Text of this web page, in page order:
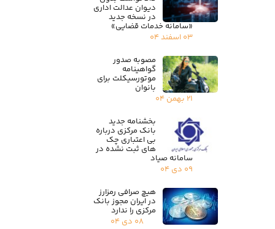
دیوان عدالت اداری
در نسخه جدید
«سامانه خدمات قضایی»
۰۳ اسفند ۰۴
مصوبه صدور
گواهینامه
موتورسیکلت برای
بانوان
۲۱ بهمن ۰۴
بخشنامه جدید
بانک مرکزی درباره
بی اعتباری چک
های ثبت نشده در
سامانه صیاد
۰۹ دی ۰۴
هیچ صرافی رمزارز
در ایران مجوز بانک
مرکزی را ندارد
۰۸ دی ۰۴